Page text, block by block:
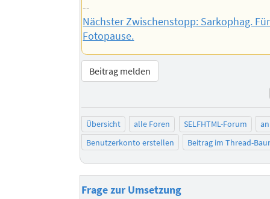
--
Nächster Zwischenstopp: Sarkophag.
Fotopause.
Beitrag melden
Übersicht alle Foren SELFHTML-Forum
Benutzerkonto erstellen
Beitrag im Thread-
Frage zur Umsetzung